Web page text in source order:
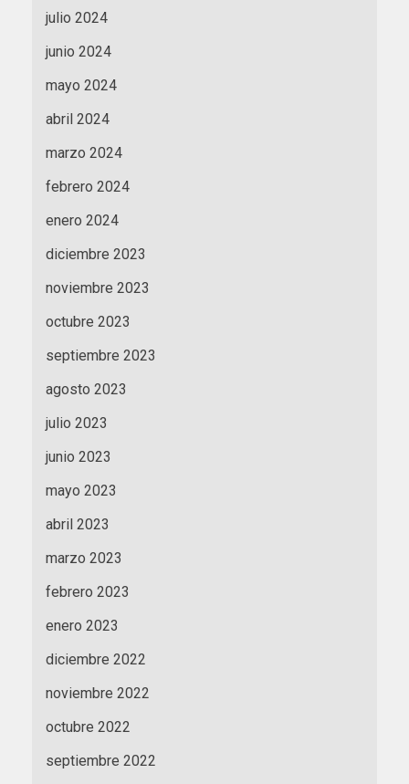
julio 2024
junio 2024
mayo 2024
abril 2024
marzo 2024
febrero 2024
enero 2024
diciembre 2023
noviembre 2023
octubre 2023
septiembre 2023
agosto 2023
julio 2023
junio 2023
mayo 2023
abril 2023
marzo 2023
febrero 2023
enero 2023
diciembre 2022
noviembre 2022
octubre 2022
septiembre 2022